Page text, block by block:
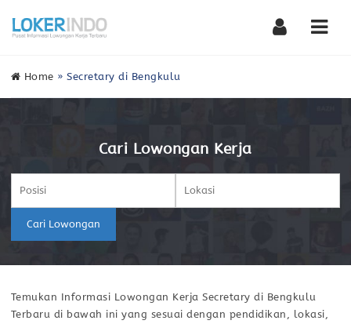
Home »Secretary di Bengkulu
Cari Lowongan Kerja
Cari Lowongan
Temukan Informasi Lowongan Kerja Secretary di Bengkulu
Terbaru di bawah ini yang sesuai dengan pendidikan, lokasi,